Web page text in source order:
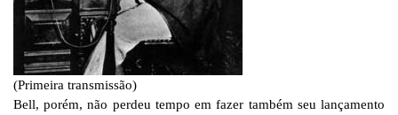
(Primeira transmissão)
Bell, porém, não perdeu tempo em fazer também seu lançamento